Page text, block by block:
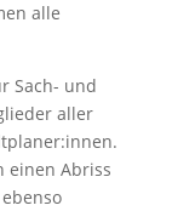
alle
Sach- und
aller
einen Abriss